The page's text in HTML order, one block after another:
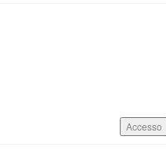
Accesso